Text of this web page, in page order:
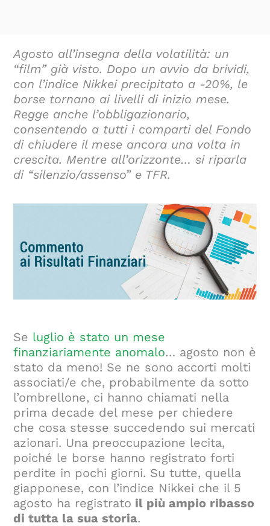
Agosto all’insegna della volatilità: un
“film” già visto. Dopo un avvio da brividi,
con l’indice Nikkei precipitato a -20%, le
borse tornano ai livelli di inizio mese.
Regge anche l’obbligazionario,
consentendo a tutti i comparti del Fondo
di chiudere il mese ancora una volta in
crescita. Mentre all’orizzonte… si riparla
di “silenzio/assenso” e TFR.
Se luglio è stato un mese
finanziariamente anomalo… agosto non è
stato da meno! Se ne sono accorti molti
associati/e che, probabilmente da sotto
l’ombrellone, ci hanno chiamati nella
prima decade del mese per chiedere
che cosa stesse succedendo sui mercati
azionari. Una preoccupazione lecita,
poiché le borse hanno registrato forti
perdite in pochi giorni. Su tutte, quella
giapponese, con l’indice Nikkei che il 5
agosto ha registrato il più ampio ribasso
di tutta la sua storia.